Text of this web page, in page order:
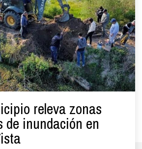
releva zonas
de inundación en